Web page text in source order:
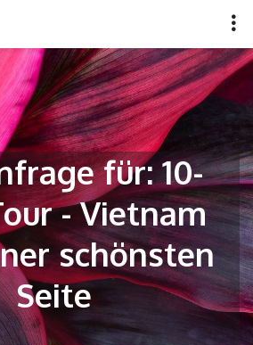
für: 10-
- Vietnam
schönsten
Seite